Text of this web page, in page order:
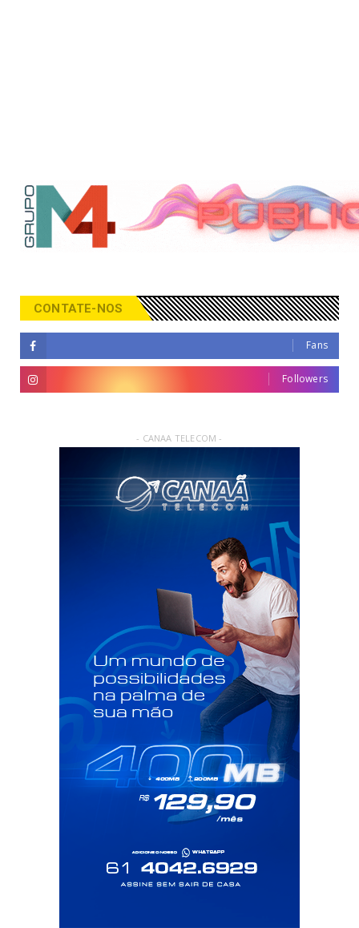
CONTATE-NOS
Fans
Followers
- CANAA TELECOM -